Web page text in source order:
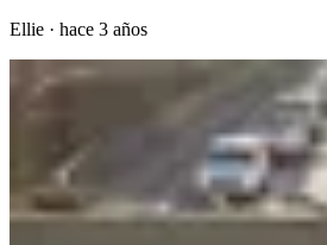
Ellie · hace 3 años